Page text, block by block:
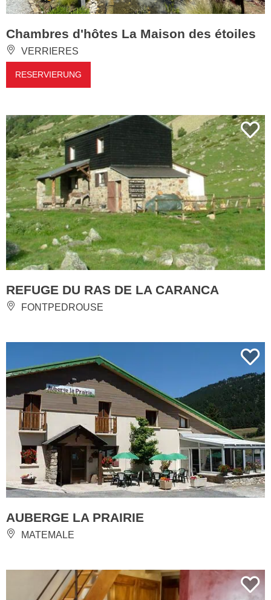
Chambres d'hôtes La Maison des étoiles
VERRIERES
RESERVIERUNG
REFUGE DU RAS DE LA CARANCA
FONTPEDROUSE
AUBERGE LA PRAIRIE
MATEMALE